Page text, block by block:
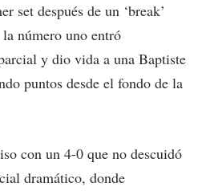
set después de un ‘break’
número uno entró
y dio vida a una Baptiste
puntos desde el fondo de la
con un 4-0 que no descuidó
dramático, donde